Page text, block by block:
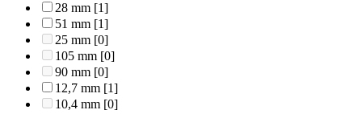
28 mm [1]
51 mm [1]
25 mm [0]
105 mm [0]
90 mm [0]
12,7 mm [1]
10,4 mm [0]